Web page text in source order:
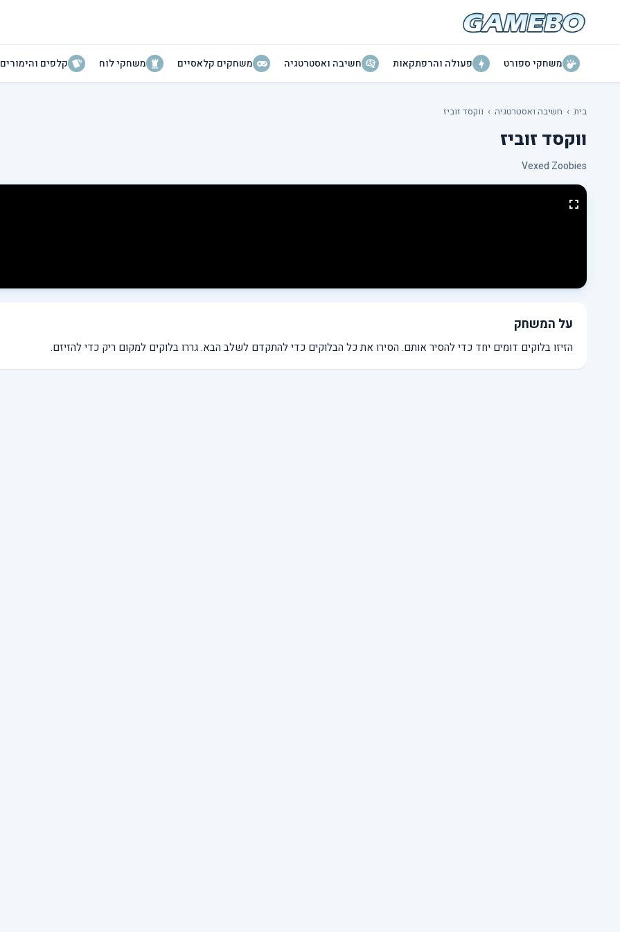
משחקי ספורט פעולה והרפתקאות חשיבה ואסטרטגיה משחקים קלאסיים משחקי לוח קלפים והימורים
בית › חשיבה ואסטרטגיה › ווקסד זוביז
ווקסד זוביז
Vexed Zoobies
על המשחק
הזיזו בלוקים דומים יחד כדי להסיר אותם. הסירו את כל הבלוקים כדי להתקדם לשלב הבא. גררו בלוקים למקום ריק כדי להזיזם.